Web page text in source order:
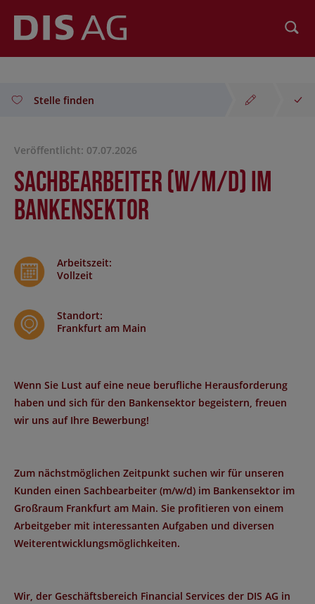
Stelle finden
Veröffentlicht: 07.07.2026
Sachbearbeiter (w/m/d) im
Bankensektor
Arbeitszeit:
Vollzeit
Standort:
Frankfurt am Main
Wenn Sie Lust auf eine neue berufliche Herausforderung
haben und sich für den Bankensektor begeistern, freuen
wir uns auf Ihre Bewerbung!
Zum nächstmöglichen Zeitpunkt suchen wir für unseren
Kunden einen Sachbearbeiter (m/w/d) im Bankensektor im
Großraum Frankfurt am Main. Sie profitieren von einem
Arbeitgeber mit interessanten Aufgaben und diversen
Weiterentwicklungsmöglichkeiten.
Wir, der Geschäftsbereich Financial Services der DIS AG in